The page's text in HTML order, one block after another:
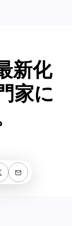
新化
家に